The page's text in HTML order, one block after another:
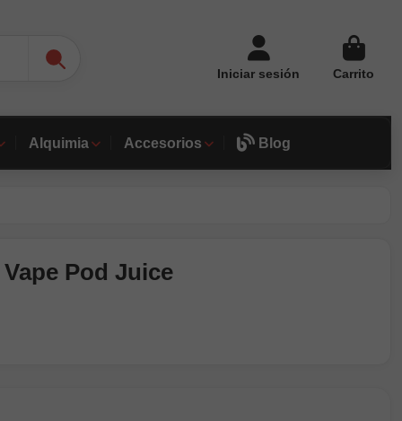
Iniciar sesión Carrito
Alquimia Accesorios Blog
Pod Juice